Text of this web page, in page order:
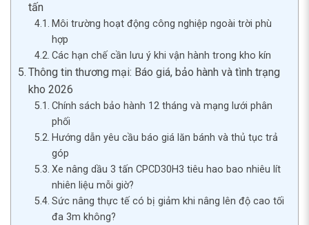
tấn
Môi trường hoạt động công nghiệp ngoài trời phù
hợp
Các hạn chế cần lưu ý khi vận hành trong kho kín
Thông tin thương mại: Báo giá, bảo hành và tình trạng
kho 2026
Chính sách bảo hành 12 tháng và mạng lưới phân
phối
Hướng dẫn yêu cầu báo giá lăn bánh và thủ tục trả
góp
Xe nâng dầu 3 tấn CPCD30H3 tiêu hao bao nhiêu lít
nhiên liệu mỗi giờ?
Sức nâng thực tế có bị giảm khi nâng lên độ cao tối
đa 3m không?